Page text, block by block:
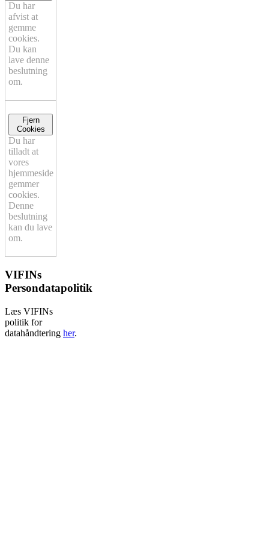
Du har
afvist at
gemme
cookies.
Du kan
lave denne
beslutning
om.
Fjern
Cookies
Du har
tilladt at
vores
hjemmeside
gemmer
cookies.
Denne
beslutning
kan du lave
om.
VIFINs
Persondatapolitik
Læs VIFINs
politik for
datahåndtering her.